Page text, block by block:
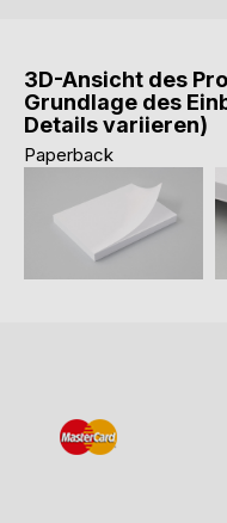
3D-Ansicht des
Grundlage des
Details variieren)
Paperback